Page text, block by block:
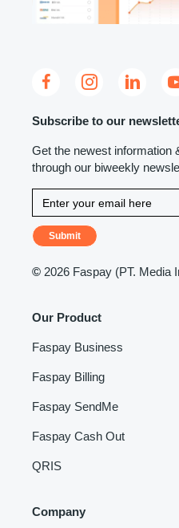
Subscribe to our
Get the newest information
through our biweekly
Submit
© 2026 Faspay (PT. Media
Our Product
Faspay Business
Faspay Billing
Faspay SendMe
Faspay Cash Out
QRIS
Company